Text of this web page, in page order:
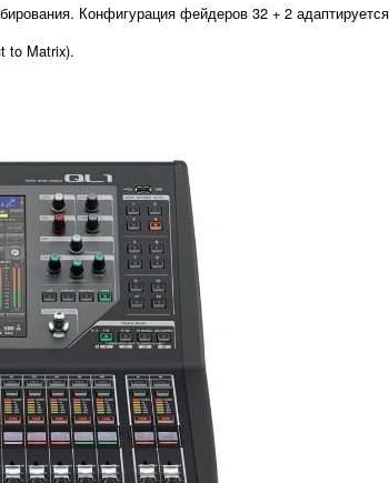
Конфигурация фейдеров 32 + 2
to Matrix).